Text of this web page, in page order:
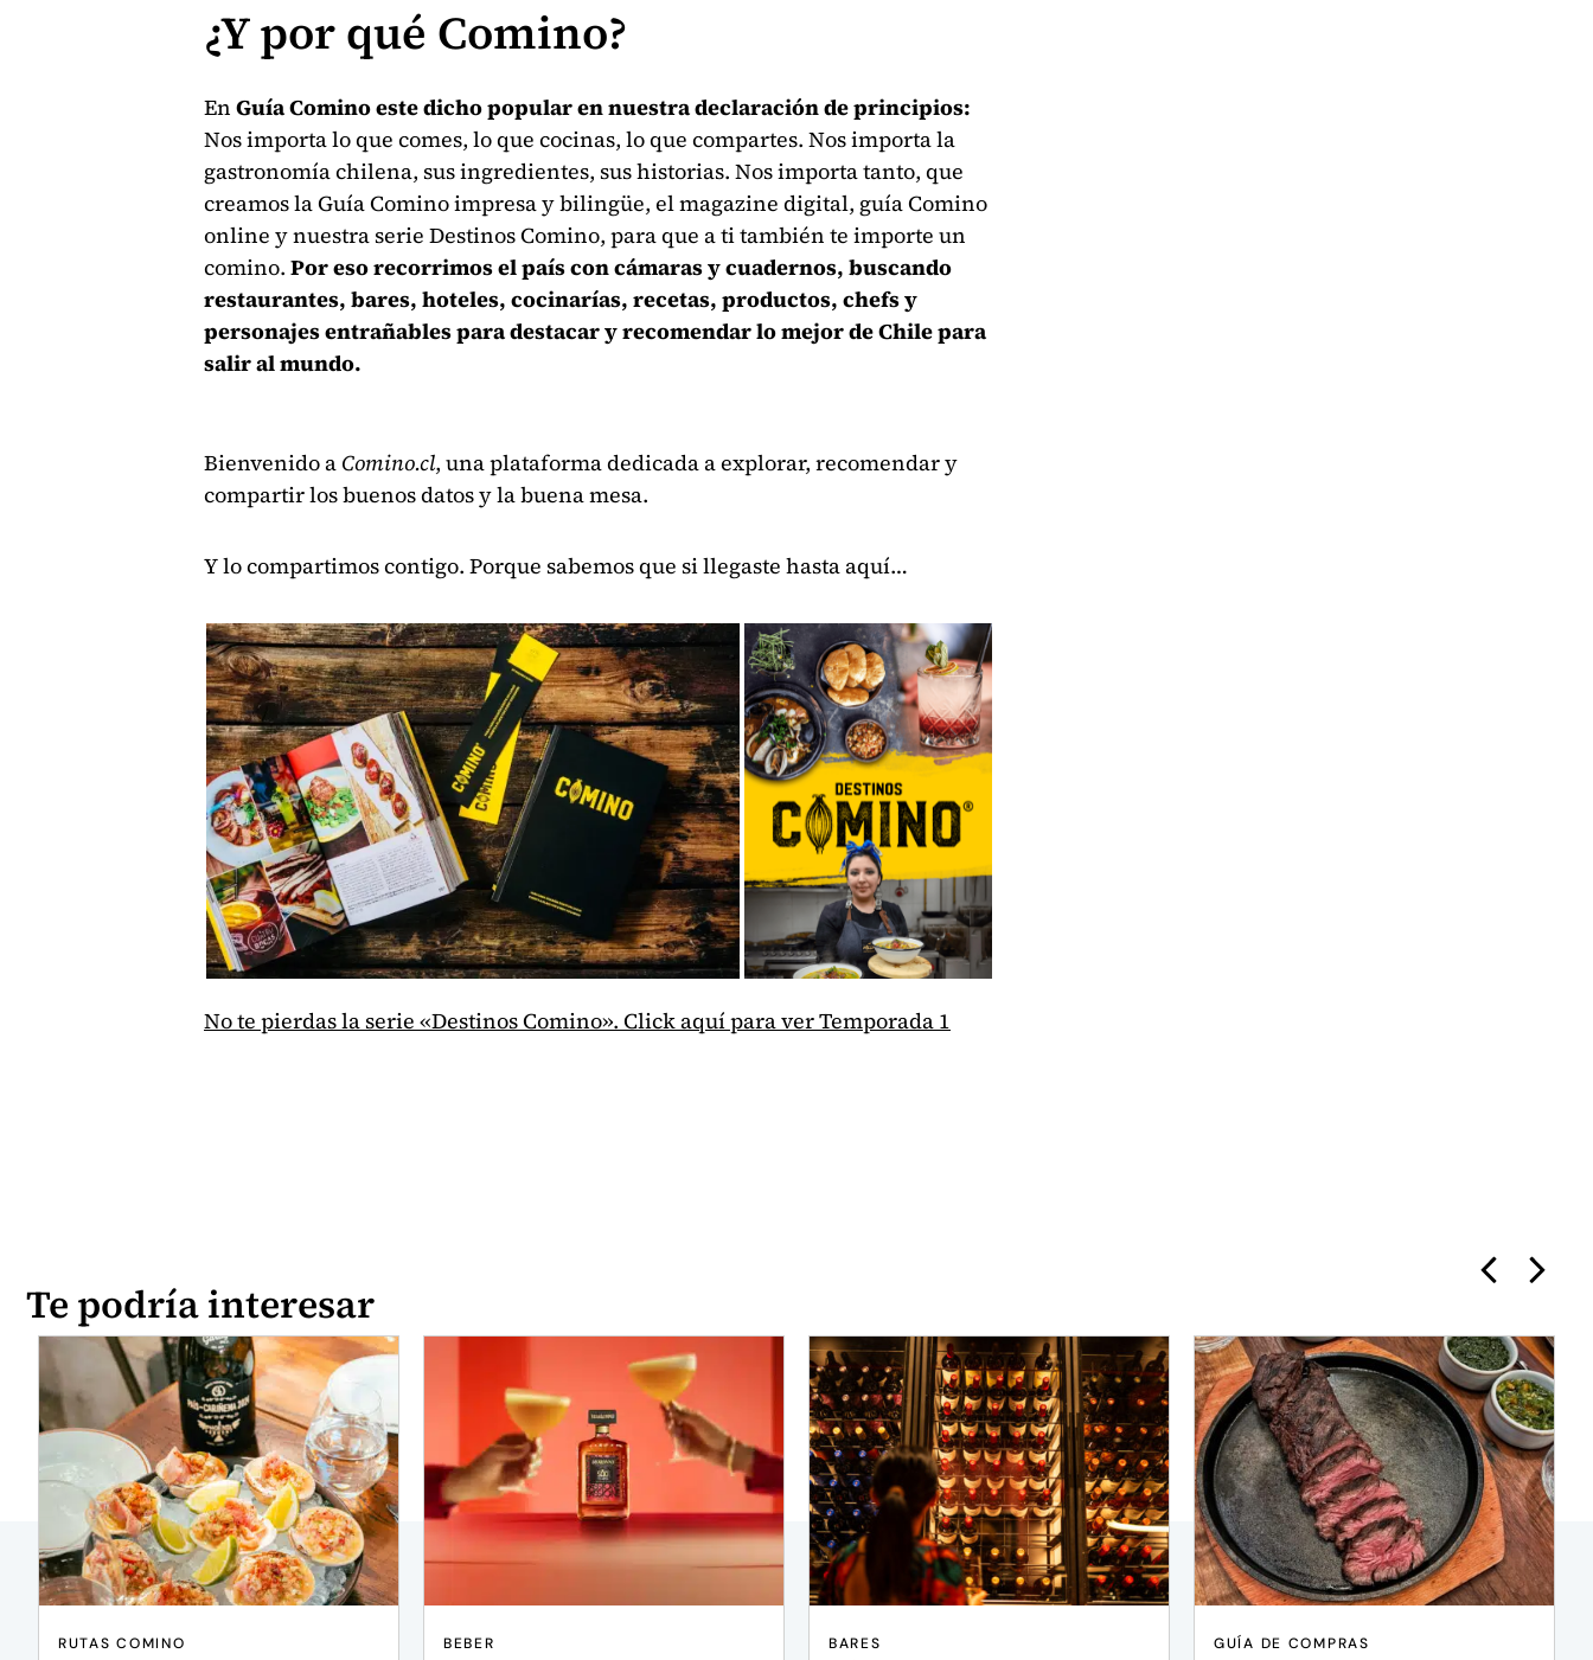
¿Y por qué Comino?
En Guía Comino este dicho popular en nuestra declaración de principios:
Nos importa lo que comes, lo que cocinas, lo que compartes. Nos importa la
gastronomía chilena, sus ingredientes, sus historias. Nos importa tanto, que
creamos la Guía Comino impresa y bilingüe, el magazine digital, guía Comino
online y nuestra serie Destinos Comino, para que a ti también te importe un
comino. Por eso recorrimos el país con cámaras y cuadernos, buscando
restaurantes, bares, hoteles, cocinarías, recetas, productos, chefs y
personajes entrañables para destacar y recomendar lo mejor de Chile para
salir al mundo.
Bienvenido a Comino.cl, una plataforma dedicada a explorar, recomendar y
compartir los buenos datos y la buena mesa.
Y lo compartimos contigo. Porque sabemos que si llegaste hasta aquí…
No te pierdas la serie «Destinos Comino». Click aquí para ver Temporada 1
Te podría interesar
RUTAS COMINO BEBER BARES GUÍA DE COMPRAS